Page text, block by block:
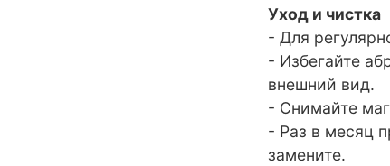
Уход и чистка
- Для
- Избегайте
внешний вид.
- Снимайте
- Раз в месяц
замените.